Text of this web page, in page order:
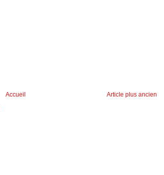
Article plus ancien
Accueil